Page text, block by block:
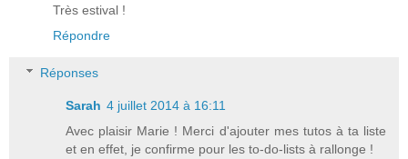
Très estival !
Répondre
Réponses
Sarah 4 juillet 2014 à 16:11
Avec plaisir Marie ! Merci d'ajouter mes tutos à ta liste
et en effet, je confirme pour les to-do-lists à rallonge !